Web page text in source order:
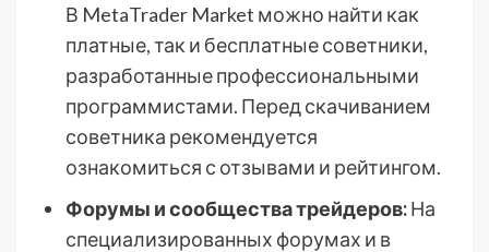
В MetaTrader Market можно найти как
платные, так и бесплатные советники,
разработанные профессиональными
программистами. Перед скачиванием
советника рекомендуется
ознакомиться с отзывами и рейтингом.
Форумы и сообщества трейдеров:На
специализированных форумах и в